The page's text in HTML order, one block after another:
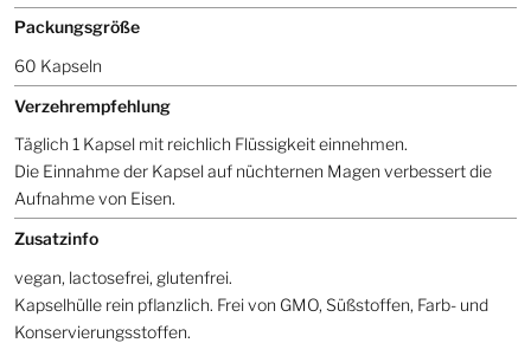
Packungsgröße
60 Kapseln
Verzehrempfehlung
Täglich 1 Kapsel mit reichlich Flüssigkeit einnehmen.
Die Einnahme der Kapsel auf nüchternen Magen verbessert die
Aufnahme von Eisen.
Zusatzinfo
vegan, lactosefrei, glutenfrei.
Kapselhülle rein pflanzlich. Frei von GMO, Süßstoffen, Farb- und
Konservierungsstoffen.